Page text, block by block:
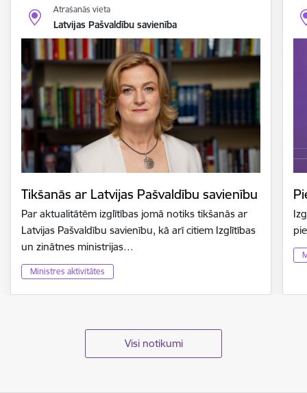
Atrašanās vieta
Latvijas Pašvaldību savienība
Tikšanās ar Latvijas Pašvaldību savienību
Par aktualitātēm izglītības jomā notiks tikšanās ar
Latvijas Pašvaldību savienību, kā arī citiem Izglītības
un zinātnes ministrijas…
Ministres aktivitātes
Visi notikumi